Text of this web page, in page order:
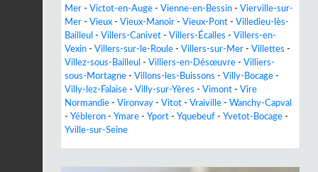
Mer - Victot-en-Auge - Vienne-en-Bessin - Vierville-sur-
Mer - Vieux - Vieux-Manoir - Vieux-Pont - Villedieu-lès-
Bailleul - Villers-Canivet - Villers-Écalles - Villers-en-
Vexin - Villers-sur-le-Roule - Villers-sur-Mer - Villettes -
Villez-sous-Bailleul - Villiers-en-Désœuvre - Villiers-
sous-Mortagne - Villons-les-Buissons - Villy-Bocage -
Villy-lez-Falaise - Villy-sur-Yères - Vimont - Vire
Normandie - Vironvay - Vitot - Vraiville - Wanchy-Capval
- Yébleron - Ymare - Yport - Yquebeuf - Yvetot-Bocage -
Yville-sur-Seine